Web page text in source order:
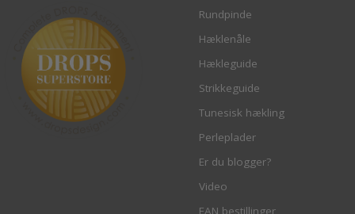
Rundpinde
Hæklenåle
Hækleguide
Strikkeguide
Tunesisk hækling
Perleplader
Er du blogger?
Video
EAN bestillinger